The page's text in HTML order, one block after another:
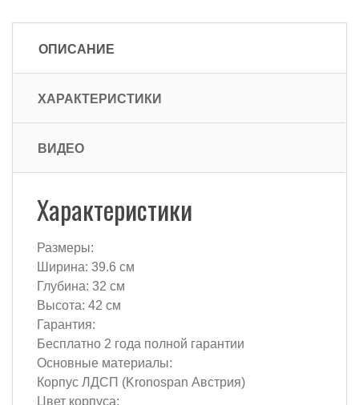
ОПИСАНИЕ
ХАРАКТЕРИСТИКИ
ВИДЕО
Характеристики
Размеры:
Ширина: 39.6 см
Глубина: 32 см
Высота: 42 см
Гарантия:
Бесплатно 2 года полной гарантии
Основные материалы:
Корпус ЛДСП (Kronospan Австрия)
Цвет корпуса: